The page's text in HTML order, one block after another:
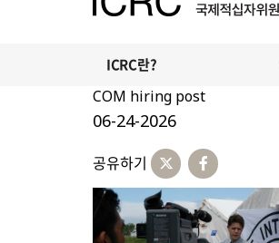
ICRC란?
COM hiring post
06-24-2026
공유하기